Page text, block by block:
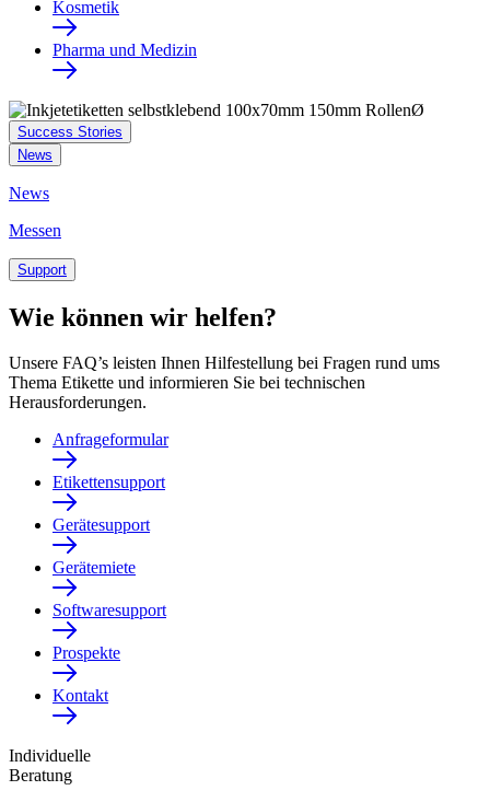
Kosmetik
Pharma und Medizin
Success Stories
News
News
Messen
Support
Wie können wir helfen?
Unsere FAQ’s leisten Ihnen Hilfestellung bei Fragen rund ums
Thema Etikette und informieren Sie bei technischen
Herausforderungen.
Anfrageformular
Etikettensupport
Gerätesupport
Gerätemiete
Softwaresupport
Prospekte
Kontakt
Individuelle
Beratung